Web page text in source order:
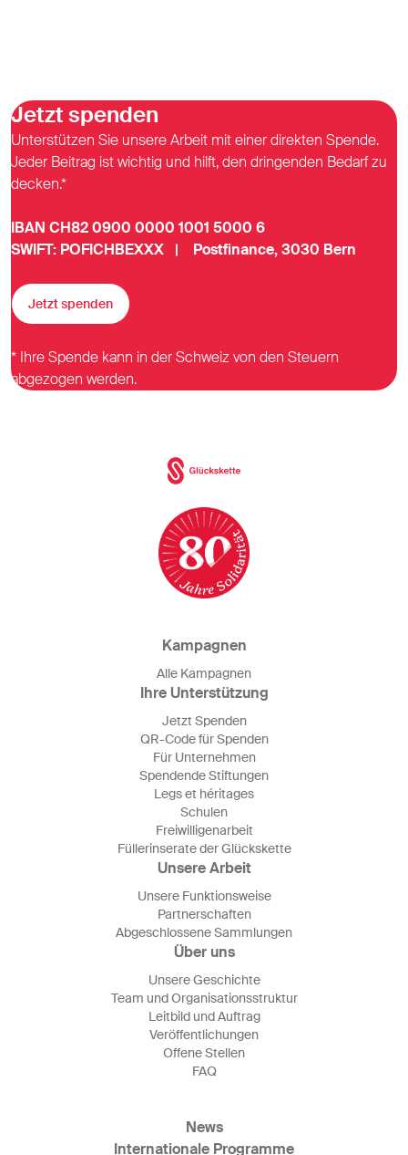
Jetzt spenden
Unterstützen Sie unsere Arbeit mit einer direkten Spende.
Jeder Beitrag ist wichtig und hilft, den dringenden Bedarf zu
decken.*
IBAN CH82 0900 0000 1001 5000 6
SWIFT: POFICHBEXXX | Postfinance, 3030 Bern
Jetzt spenden
* Ihre Spende kann in der Schweiz von den Steuern
abgezogen werden.
Kampagnen
Alle Kampagnen
Ihre Unterstützung
Jetzt Spenden
QR-Code für Spenden
Für Unternehmen
Spendende Stiftungen
Legs et héritages
Schulen
Freiwilligenarbeit
Füllerinserate der Glückskette
Unsere Arbeit
Unsere Funktionsweise
Partnerschaften
Abgeschlossene Sammlungen
Über uns
Unsere Geschichte
Team und Organisationsstruktur
Leitbild und Auftrag
Veröffentlichungen
Offene Stellen
FAQ
News
Internationale Programme